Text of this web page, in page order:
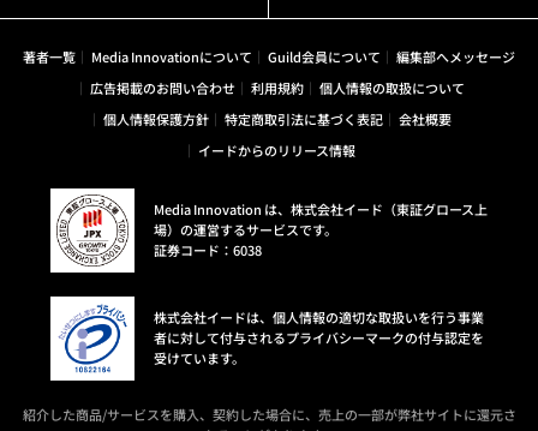
著者一覧 Media Innovationについて Guild会員について
編集部へメッセージ
広告掲載のお問い合わせ
利用規約
個人情報の取扱について
個人情報保護方針
特定商取引法に基づく表記
会社概要
イードからのリリース情報
Media Innovation は、株式会社イード（東証グロース上
場）の運営するサービスです。
証券コード：6038
株式会社イードは、個人情報の適切な取扱いを行う事業
者に対して付与されるプライバシーマークの付与認定を
受けています。
紹介した商品/サービスを購入、契約した場合に、売上の一部が弊社サイトに還元さ